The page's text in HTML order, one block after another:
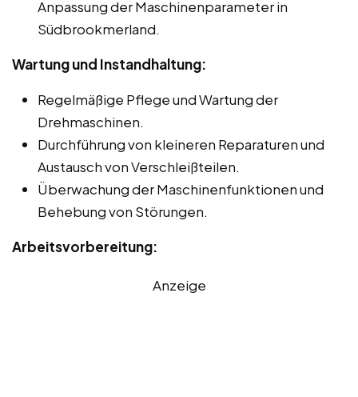
Anpassung der Maschinenparameter in
Südbrookmerland.
Wartung und Instandhaltung:
Regelmäßige Pflege und Wartung der
Drehmaschinen.
Durchführung von kleineren Reparaturen und
Austausch von Verschleißteilen.
Überwachung der Maschinenfunktionen und
Behebung von Störungen.
Arbeitsvorbereitung:
Anzeige